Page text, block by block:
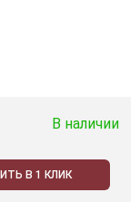
В наличии
В 1 КЛИК